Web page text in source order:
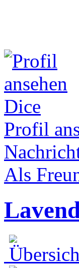
Dice
Profil
Als